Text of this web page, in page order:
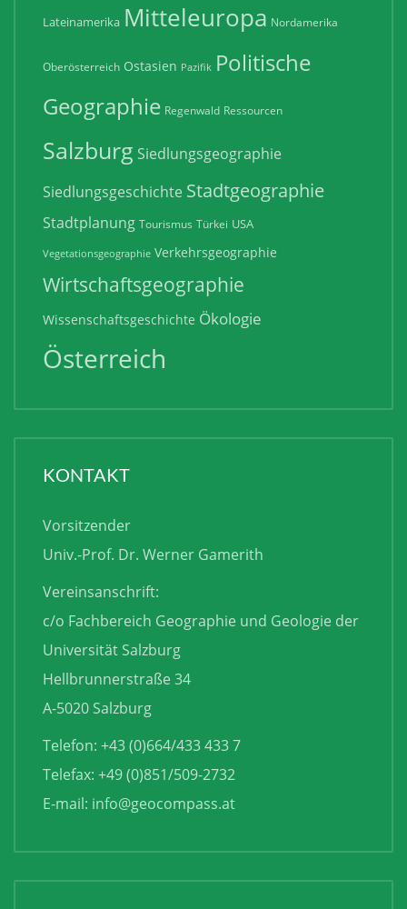
Lateinamerika Mitteleuropa Nordamerika
Oberösterreich Ostasien Pazifik Politische
Geographie Regenwald Ressourcen
Salzburg Siedlungsgeographie
Siedlungsgeschichte Stadtgeographie
Stadtplanung Tourismus Türkei USA
Vegetationsgeographie Verkehrsgeographie
Wirtschaftsgeographie
Wissenschaftsgeschichte Ökologie
Österreich
KONTAKT
Vorsitzender
Univ.-Prof. Dr. Werner Gamerith
Vereinsanschrift:
c/o Fachbereich Geographie und Geologie der
Universität Salzburg
Hellbrunnerstraße 34
A-5020 Salzburg
Telefon: +43 (0)664/433 433 7
Telefax: +49 (0)851/509-2732
E-mail: info@geocompass.at